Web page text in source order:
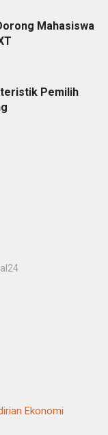
Mahasiswa
Pemilih
Ekonomi